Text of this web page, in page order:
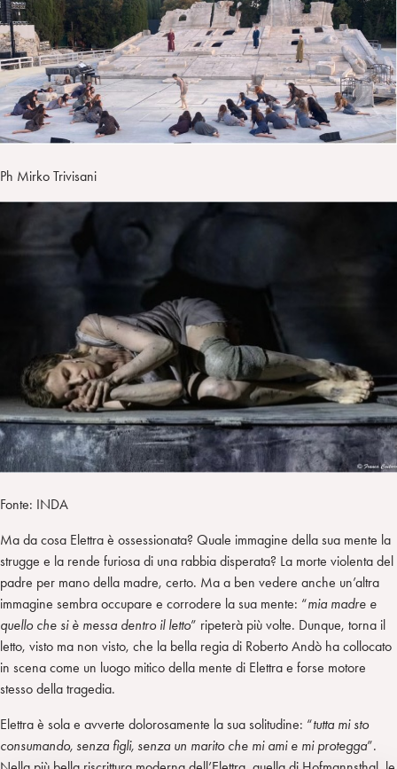
Ph Mirko Trivisani
Fonte: INDA
Ma da cosa Elettra è ossessionata? Quale immagine della sua mente la
strugge e la rende furiosa di una rabbia disperata? La morte violenta del
padre per mano della madre, certo. Ma a ben vedere anche un’altra
immagine sembra occupare e corrodere la sua mente: “mia madre e
quello che si è messa dentro il letto” ripeterà più volte. Dunque, torna il
letto, visto ma non visto, che la bella regia di Roberto Andò ha collocato
in scena come un luogo mitico della mente di Elettra e forse motore
stesso della tragedia.
Elettra è sola e avverte dolorosamente la sua solitudine: “tutta mi sto
consumando, senza figli, senza un marito che mi ami e mi protegga”.